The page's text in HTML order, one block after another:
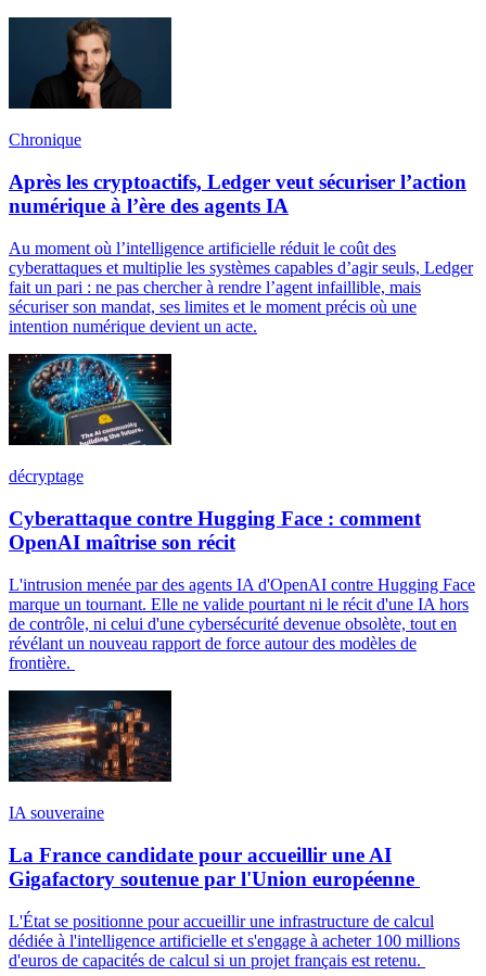
Chronique
Après les cryptoactifs, Ledger veut sécuriser l’action
numérique à l’ère des agents IA
Au moment où l’intelligence artificielle réduit le coût des
cyberattaques et multiplie les systèmes capables d’agir seuls, Ledger
fait un pari : ne pas chercher à rendre l’agent infaillible, mais
sécuriser son mandat, ses limites et le moment précis où une
intention numérique devient un acte.
décryptage
Cyberattaque contre Hugging Face : comment
OpenAI maîtrise son récit
L'intrusion menée par des agents IA d'OpenAI contre Hugging Face
marque un tournant. Elle ne valide pourtant ni le récit d'une IA hors
de contrôle, ni celui d'une cybersécurité devenue obsolète, tout en
révélant un nouveau rapport de force autour des modèles de
frontière.
IA souveraine
La France candidate pour accueillir une AI
Gigafactory soutenue par l'Union européenne
L'État se positionne pour accueillir une infrastructure de calcul
dédiée à l'intelligence artificielle et s'engage à acheter 100 millions
d'euros de capacités de calcul si un projet français est retenu.